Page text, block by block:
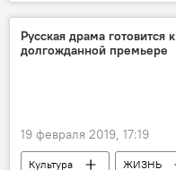
Русская драма готовится к
долгожданной премьере
19 февраля 2019, 17:19
Культура ЖИЗНЬ